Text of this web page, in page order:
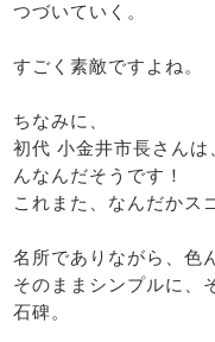
つづいていく。
すごく素敵ですよね。
ちなみに、
初代 小金井市長さんは
んなんだそうです！
これまた、なんだかス
名所でありながら、色
そのままシンプルに、
石碑。